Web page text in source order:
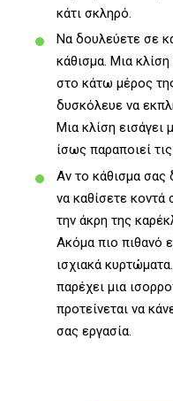
κάτι σκληρό.
Να δουλεύετε σε
κάθισμα. Μια
στο κάτω μέρος
δυσκόλευε να
Μια κλίση εισάγει
ίσως παραποιεί
Αν το κάθισμα σας
να καθίσετε
την άκρη της
Ακόμα πιο πιθανό
ισχιακά
παρέχει μια
προτείνεται να
σας εργασία.